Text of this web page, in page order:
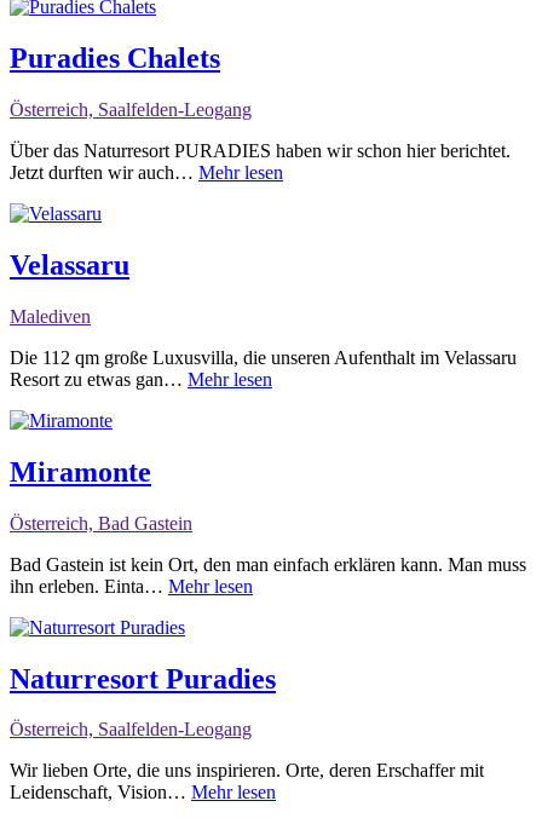
Puradies Chalets
Österreich, Saalfelden-Leogang
Über das Naturresort PURADIES haben wir schon hier berichtet.
Jetzt durften wir auch… Mehr lesen
Velassaru
Malediven
Die 112 qm große Luxusvilla, die unseren Aufenthalt im Velassaru
Resort zu etwas gan… Mehr lesen
Miramonte
Österreich, Bad Gastein
Bad Gastein ist kein Ort, den man einfach erklären kann. Man muss
ihn erleben. Einta… Mehr lesen
Naturresort Puradies
Österreich, Saalfelden-Leogang
Wir lieben Orte, die uns inspirieren. Orte, deren Erschaffer mit
Leidenschaft, Vision… Mehr lesen